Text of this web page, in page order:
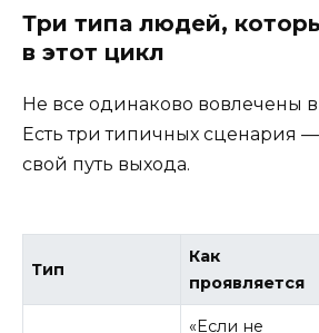
Три типа людей,
в этот цикл
Не все одинаково вовлечены в
Есть три типичных сценария
свой путь выхода.
Тип
Как
проявляется
«Если не